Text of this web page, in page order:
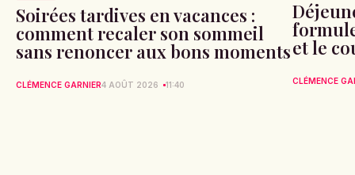
Soirées tardives en vacances :
comment recaler son sommeil
sans renoncer aux bons moments
CLÉMENCE GARNIER4 AOÛT 2026 11:40
et le
CLÉMENCE